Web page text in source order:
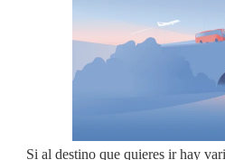
Si al destino que quieres ir hay